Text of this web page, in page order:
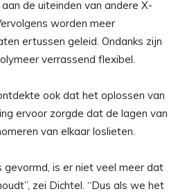
de uiteinden van andere X-
worden meer
ertussen geleid. Ondanks zijn
verrassend flexibel.
ook dat het oplossen van
ervoor zorgde dat de lagen van
van elkaar loslieten.
gevormd, is er niet veel meer dat
zei Dichtel. “Dus als we het